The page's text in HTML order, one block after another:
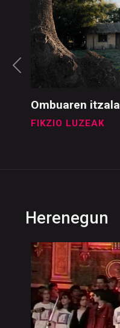
Ombuaren itzala
FIKZIO LUZEAK
Herenegun